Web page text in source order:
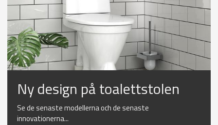
Ny design på toalettstolen
Se de senaste modellerna och de senaste
innovationerna...